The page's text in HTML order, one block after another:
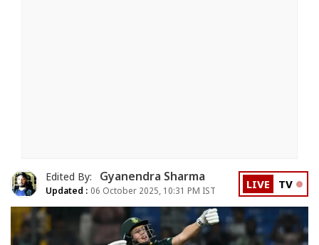
Edited By: Gyanendra Sharma
Updated : 06 October 2025, 10:31 PM IST LIVE TV